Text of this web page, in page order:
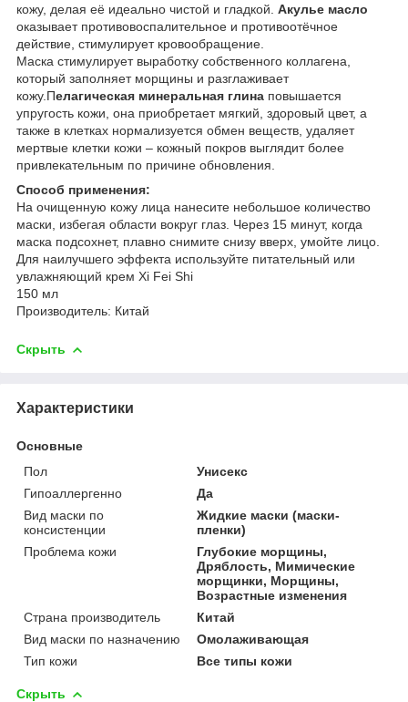
кожу, делая её идеально чистой и гладкой. Акулье масло
оказывает противовоспалительное и противоотёчное
действие, стимулирует кровообращение.
Маска стимулирует выработку собственного коллагена,
который заполняет морщины и разглаживает
кожу.Пелагическая минеральная глина повышается
упругость кожи, она приобретает мягкий, здоровый цвет, а
также в клетках нормализуется обмен веществ, удаляет
мертвые клетки кожи – кожный покров выглядит более
привлекательным по причине обновления.
Способ применения:
На очищенную кожу лица нанесите небольшое количество
маски, избегая области вокруг глаз. Через 15 минут, когда
маска подсохнет, плавно снимите снизу вверх, умойте лицо.
Для наилучшего эффекта используйте питательный или
увлажняющий крем Xi Fei Shi
150 мл
Производитель: Китай
Скрыть
Характеристики
Основные
Пол
Унисекс
Гипоаллергенно
Да
Вид маски по
консистенции
Жидкие маски (маски-
пленки)
Проблема кожи
Глубокие морщины,
Дряблость, Мимические
морщинки, Морщины,
Возрастные изменения
Страна производитель
Китай
Вид маски по назначению
Омолаживающая
Тип кожи
Все типы кожи
Скрыть